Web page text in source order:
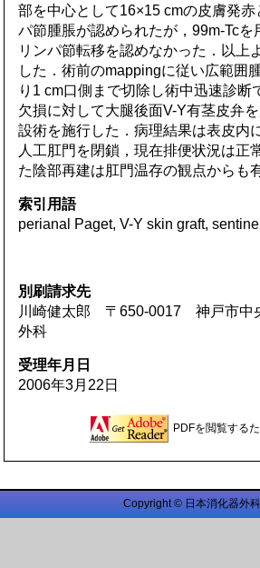
部を中心として16×15 cmの皮膚発
パ節腫脹が認められたが，99m-Tc
リンパ節転移を認めなかった．以上
した．術前のmappingに従い広範囲
り1 cm口側まで切除し術中迅速診
欠損に対して大腿後面V-Y有茎皮弁
設術を施行した．病理結果は表皮内
人工肛門を閉鎖，現在排便状況は正
た陰部再建は肛門温存の観点からも
索引用語
perianal Paget, V-Y skin graft,
別刷請求先
川崎健太郎 〒650-0017 神戸市中
外科
受理年月日
2006年3月22日
PDFを閲覧する
Copyright © 日本消化器外